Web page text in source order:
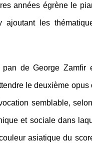
années égrène le
ajoutant les
de George Zamfir
le deuxième
semblable,
et sociale dans
asiatique du